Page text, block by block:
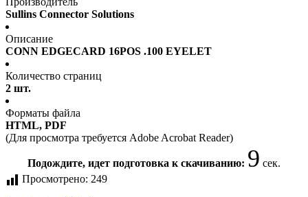
Sullins Connector Solutions
Описание
CONN EDGECARD 16POS .100 EYELET
Количество страниц
2 шт.
Форматы файла
HTML, PDF
(Для просмотра требуется Adobe Acrobat Reader)
Подождите, идет подготовка к скачиванию: 9 сек.
Просмотрено: 249